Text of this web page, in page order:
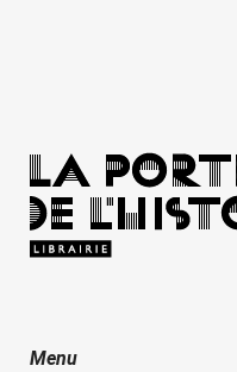
Menu